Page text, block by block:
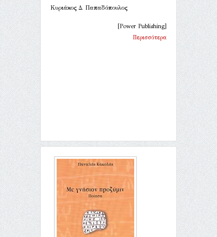
Κυριάκος Δ. Παπαδόπουλος
[Power Publishing]
Περισσότερα